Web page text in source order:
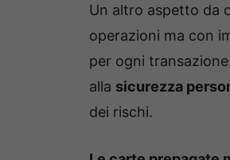
Un altro aspetto da
operazioni ma con
per ogni
alla sicurezza
dei rischi.